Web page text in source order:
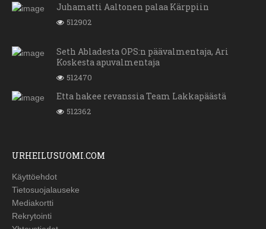
Juhamatti Aaltonen palaa Kärppiin
512902
Seth Abladesta OPS:n päävalmentaja, Ari
Koskesta apuvalmentaja
512470
Etta hakee revanssia Team Lakkapäästä
512362
URHEILUSUOMI.COM
Käyttöehdot
Tietosuojalauseke
Mediakortti
Rekrytointi